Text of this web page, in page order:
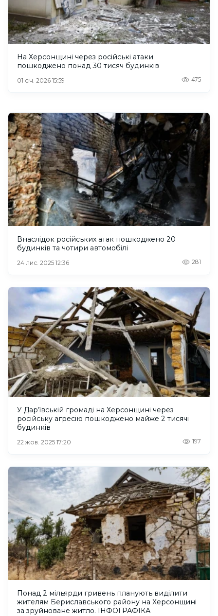
На Херсонщині через російські атаки
пошкоджено понад 30 тисяч будинків
01 січ. 2026 15:59 475
Внаслідок російських атак пошкоджено 20
будинків та чотири автомобілі
24 лис. 2025 12:36 281
У Дар’ївській громаді на Херсонщині через
російську агресію пошкоджено майже 2 тисячі
будинків
22 жов. 2025 17:20 197
Понад 2 мільярди гривень планують виділити
жителям Бериславського району на Херсонщині
за зруйноване житло. ІНФОГРАФІКА